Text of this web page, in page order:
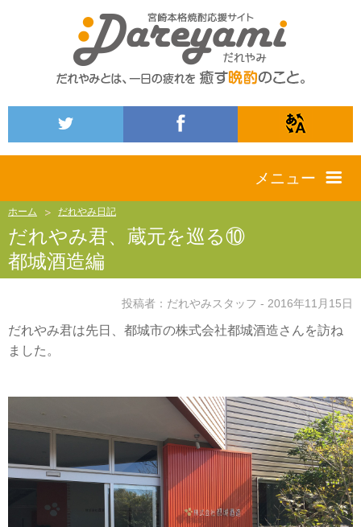
メニュー
ホーム だれやみ日記
だれやみ君、蔵元を巡る⑩
都城酒造編
投稿者：だれやみスタッフ - 2016年11月15日
だれやみ君は先日、都城市の株式会社都城酒造さんを訪ね
ました。